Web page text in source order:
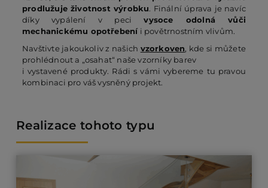
prodlužuje životnost výrobku. Finální úprava je navíc
díky vypálení v pecivysoce odolná vůči
mechanickému opotřebeníi povětrnostním vlivům.
Navštivte jakoukoliv z našich vzorkoven, kde si můžete
prohlédnout a „osahat“ naše vzorníky barev
i vystavené produkty. Rádi s vámi vybereme tu pravou
kombinaci pro váš vysněný projekt.
Realizace tohoto typu